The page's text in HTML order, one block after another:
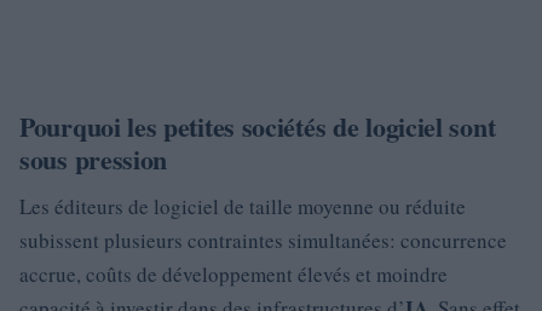
Pourquoi les petites sociétés de logiciel sont
sous pression
Les éditeurs de logiciel de taille moyenne ou réduite
subissent plusieurs contraintes simultanées: concurrence
accrue, coûts de développement élevés et moindre